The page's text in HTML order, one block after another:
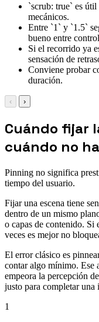
`scrub: true` es
mecánicos.
Entre `1` y `1.5`
bueno entre
Si el recorrido ya
sensación de
Conviene probar
duración.
‹ ›
Cuándo fijar
cuándo no
Pinning no significa
tiempo del usuario.
Fijar una escena tiene
dentro de un mismo
o capas de contenido. Si
veces es mejor no
El error clásico es
contar algo mínimo. Ese
empeora la percepción
justo para completar una
1